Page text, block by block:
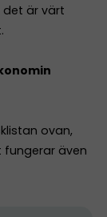
är värt
ovan,
även